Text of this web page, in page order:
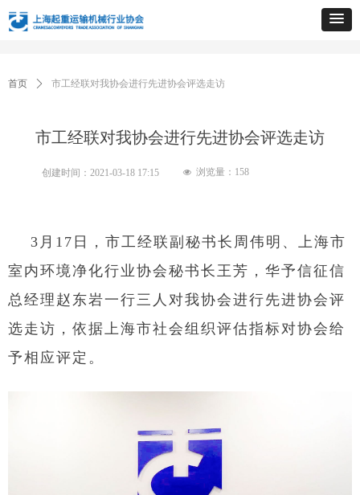
市工经联对我协会进行先进协会评选走访
3月17日，市工经联副秘书长周伟明、上海市
室内环境净化行业协会秘书长王芳，华予信征信
总经理赵东岩一行三人对我协会进行先进协会评
选走访，依据上海市社会组织评估指标对协会给
予相应评定。
首页 ꄲ 市工经联对我协会进行先进协会评选走访
创建时间： 2021-03-18 17:15 넶 浏览量： 158